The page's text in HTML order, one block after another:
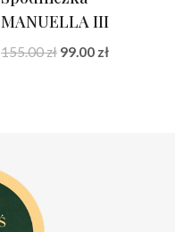
MANUELLA III
155.00zł Pierwotna
99.00 złAktualna